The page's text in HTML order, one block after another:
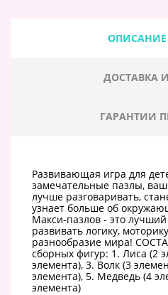
ОПИСАНИЕ
ДОСТАВКА
ГАРАНТИИ
Развивающая игра для
замечательные пазлы,
лучше разговаривать,
узнает больше об
Макси-пазлов - это
развивать логику,
разнообразие мира!
сборных фигур: 1. Лиса (2
элемента), 3. Волк (3
элемента), 5. Медведь (4
элемента)